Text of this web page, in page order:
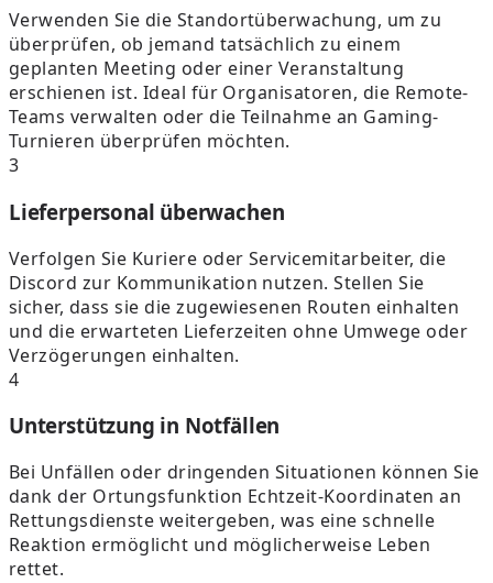
Verwenden Sie die Standortüberwachung, um zu
überprüfen, ob jemand tatsächlich zu einem
geplanten Meeting oder einer Veranstaltung
erschienen ist. Ideal für Organisatoren, die Remote-
Teams verwalten oder die Teilnahme an Gaming-
Turnieren überprüfen möchten.
3
Lieferpersonal überwachen
Verfolgen Sie Kuriere oder Servicemitarbeiter, die
Discord zur Kommunikation nutzen. Stellen Sie
sicher, dass sie die zugewiesenen Routen einhalten
und die erwarteten Lieferzeiten ohne Umwege oder
Verzögerungen einhalten.
4
Unterstützung in Notfällen
Bei Unfällen oder dringenden Situationen können Sie
dank der Ortungsfunktion Echtzeit-Koordinaten an
Rettungsdienste weitergeben, was eine schnelle
Reaktion ermöglicht und möglicherweise Leben
rettet.